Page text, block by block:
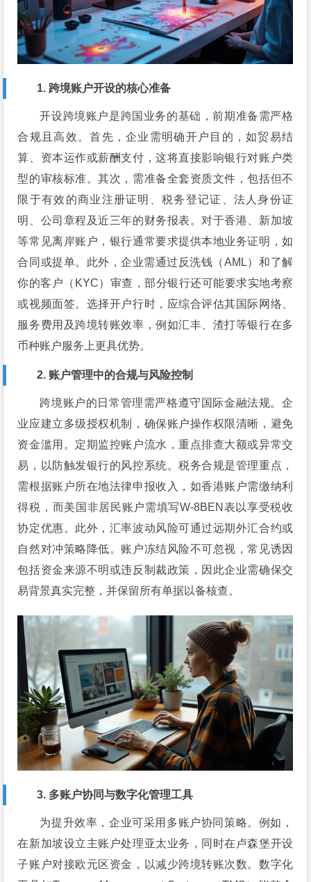
1. 跨境账户开设的核心准备
开设跨境账户是跨国业务的基础，前期准备需严格
合规且高效。首先，企业需明确开户目的，如贸易结
算、资本运作或薪酬支付，这将直接影响银行对账户类
型的审核标准。其次，需准备全套资质文件，包括但不
限于有效的商业注册证明、税务登记证、法人身份证
明、公司章程及近三年的财务报表。对于香港、新加坡
等常见离岸账户，银行通常要求提供本地业务证明，如
合同或提单。此外，企业需通过反洗钱（AML）和了解
你的客户（KYC）审查，部分银行还可能要求实地考察
或视频面签。选择开户行时，应综合评估其国际网络、
服务费用及跨境转账效率，例如汇丰、渣打等银行在多
币种账户服务上更具优势。
2. 账户管理中的合规与风险控制
跨境账户的日常管理需严格遵守国际金融法规。企
业应建立多级授权机制，确保账户操作权限清晰，避免
资金滥用。定期监控账户流水，重点排查大额或异常交
易，以防触发银行的风控系统。税务合规是管理重点，
需根据账户所在地法律申报收入，如香港账户需缴纳利
得税，而美国非居民账户需填写W-8BEN表以享受税收
协定优惠。此外，汇率波动风险可通过远期外汇合约或
自然对冲策略降低。账户冻结风险不可忽视，常见诱因
包括资金来源不明或违反制裁政策，因此企业需确保交
易背景真实完整，并保留所有单据以备核查。
3. 多账户协同与数字化管理工具
为提升效率，企业可采用多账户协同策略。例如，
在新加坡设立主账户处理亚太业务，同时在卢森堡开设
子账户对接欧元区资金，以减少跨境转账次数。数字化